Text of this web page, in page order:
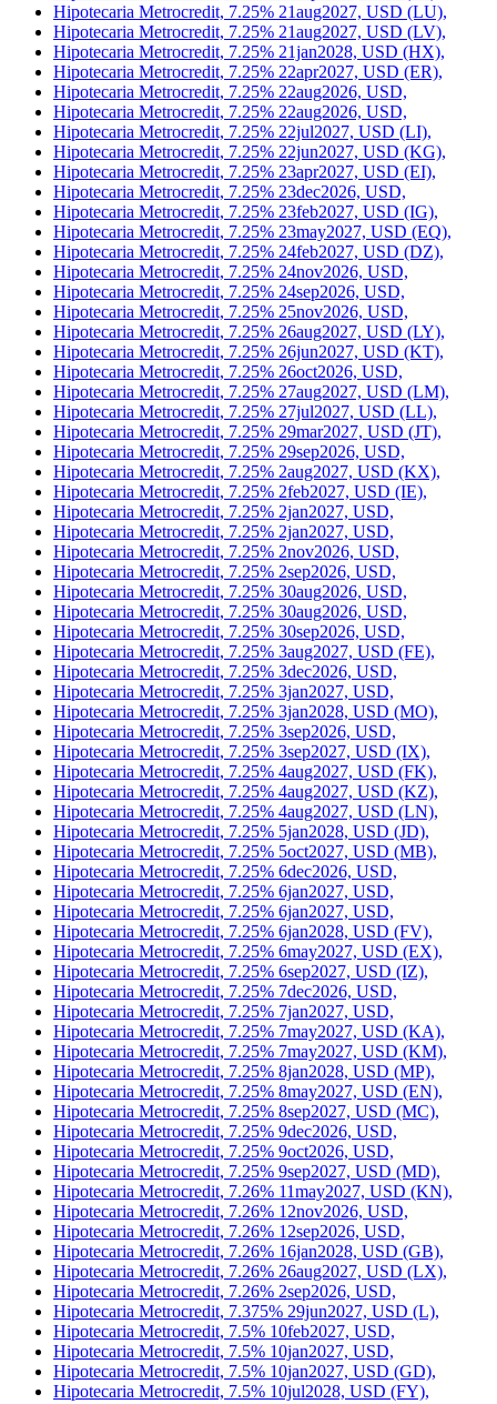
Hipotecaria Metrocredit, 7.25% 1may2027, USD (II),
Hipotecaria Metrocredit, 7.25% 1nov2026, USD,
Hipotecaria Metrocredit, 7.25% 20feb2027, USD (JN),
Hipotecaria Metrocredit, 7.25% 20sep2027, USD (FF),
Hipotecaria Metrocredit, 7.25% 21aug2027, USD (LU),
Hipotecaria Metrocredit, 7.25% 21aug2027, USD (LV),
Hipotecaria Metrocredit, 7.25% 21jan2028, USD (HX),
Hipotecaria Metrocredit, 7.25% 22apr2027, USD (ER),
Hipotecaria Metrocredit, 7.25% 22aug2026, USD,
Hipotecaria Metrocredit, 7.25% 22aug2026, USD,
Hipotecaria Metrocredit, 7.25% 22jul2027, USD (LI),
Hipotecaria Metrocredit, 7.25% 22jun2027, USD (KG),
Hipotecaria Metrocredit, 7.25% 23apr2027, USD (EI),
Hipotecaria Metrocredit, 7.25% 23dec2026, USD,
Hipotecaria Metrocredit, 7.25% 23feb2027, USD (IG),
Hipotecaria Metrocredit, 7.25% 23may2027, USD (EQ),
Hipotecaria Metrocredit, 7.25% 24feb2027, USD (DZ),
Hipotecaria Metrocredit, 7.25% 24nov2026, USD,
Hipotecaria Metrocredit, 7.25% 24sep2026, USD,
Hipotecaria Metrocredit, 7.25% 25nov2026, USD,
Hipotecaria Metrocredit, 7.25% 26aug2027, USD (LY),
Hipotecaria Metrocredit, 7.25% 26jun2027, USD (KT),
Hipotecaria Metrocredit, 7.25% 26oct2026, USD,
Hipotecaria Metrocredit, 7.25% 27aug2027, USD (LM),
Hipotecaria Metrocredit, 7.25% 27jul2027, USD (LL),
Hipotecaria Metrocredit, 7.25% 29mar2027, USD (JT),
Hipotecaria Metrocredit, 7.25% 29sep2026, USD,
Hipotecaria Metrocredit, 7.25% 2aug2027, USD (KX),
Hipotecaria Metrocredit, 7.25% 2feb2027, USD (IE),
Hipotecaria Metrocredit, 7.25% 2jan2027, USD,
Hipotecaria Metrocredit, 7.25% 2jan2027, USD,
Hipotecaria Metrocredit, 7.25% 2nov2026, USD,
Hipotecaria Metrocredit, 7.25% 2sep2026, USD,
Hipotecaria Metrocredit, 7.25% 30aug2026, USD,
Hipotecaria Metrocredit, 7.25% 30aug2026, USD,
Hipotecaria Metrocredit, 7.25% 30sep2026, USD,
Hipotecaria Metrocredit, 7.25% 3aug2027, USD (FE),
Hipotecaria Metrocredit, 7.25% 3dec2026, USD,
Hipotecaria Metrocredit, 7.25% 3jan2027, USD,
Hipotecaria Metrocredit, 7.25% 3jan2028, USD (MO),
Hipotecaria Metrocredit, 7.25% 3sep2026, USD,
Hipotecaria Metrocredit, 7.25% 3sep2027, USD (IX),
Hipotecaria Metrocredit, 7.25% 4aug2027, USD (FK),
Hipotecaria Metrocredit, 7.25% 4aug2027, USD (KZ),
Hipotecaria Metrocredit, 7.25% 4aug2027, USD (LN),
Hipotecaria Metrocredit, 7.25% 5jan2028, USD (JD),
Hipotecaria Metrocredit, 7.25% 5oct2027, USD (MB),
Hipotecaria Metrocredit, 7.25% 6dec2026, USD,
Hipotecaria Metrocredit, 7.25% 6jan2027, USD,
Hipotecaria Metrocredit, 7.25% 6jan2027, USD,
Hipotecaria Metrocredit, 7.25% 6jan2028, USD (FV),
Hipotecaria Metrocredit, 7.25% 6may2027, USD (EX),
Hipotecaria Metrocredit, 7.25% 6sep2027, USD (IZ),
Hipotecaria Metrocredit, 7.25% 7dec2026, USD,
Hipotecaria Metrocredit, 7.25% 7jan2027, USD,
Hipotecaria Metrocredit, 7.25% 7may2027, USD (KA),
Hipotecaria Metrocredit, 7.25% 7may2027, USD (KM),
Hipotecaria Metrocredit, 7.25% 8jan2028, USD (MP),
Hipotecaria Metrocredit, 7.25% 8may2027, USD (EN),
Hipotecaria Metrocredit, 7.25% 8sep2027, USD (MC),
Hipotecaria Metrocredit, 7.25% 9dec2026, USD,
Hipotecaria Metrocredit, 7.25% 9oct2026, USD,
Hipotecaria Metrocredit, 7.25% 9sep2027, USD (MD),
Hipotecaria Metrocredit, 7.26% 11may2027, USD (KN),
Hipotecaria Metrocredit, 7.26% 12nov2026, USD,
Hipotecaria Metrocredit, 7.26% 12sep2026, USD,
Hipotecaria Metrocredit, 7.26% 16jan2028, USD (GB),
Hipotecaria Metrocredit, 7.26% 26aug2027, USD (LX),
Hipotecaria Metrocredit, 7.26% 2sep2026, USD,
Hipotecaria Metrocredit, 7.375% 29jun2027, USD (L),